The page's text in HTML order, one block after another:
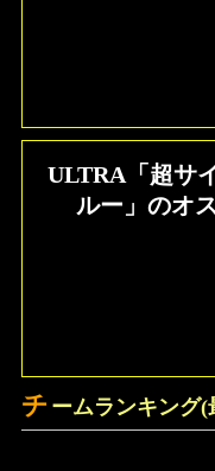
ULTRA「超サイヤ人ゴッドSSベジットブ
ルー」のオ
チ ームランキング(